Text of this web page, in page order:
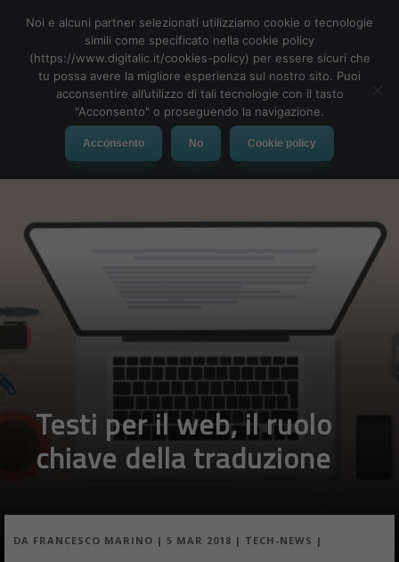
MENU
Testi per il web, il ruolo
chiave della traduzione
DA FRANCESCO MARINO | 5 MAR 2018 | TECH-NEWS |
Noi e alcuni partner selezionati utilizziamo cookie o tecnologie
simili come specificato nella cookie policy
(https://www.digitalic.it/cookies-policy) per essere sicuri che
tu possa avere la migliore esperienza sul nostro sito. Puoi
acconsentire all’utilizzo di tali tecnologie con il tasto
"Acconsento" o proseguendo la navigazione.
Acconsento No Cookie policy